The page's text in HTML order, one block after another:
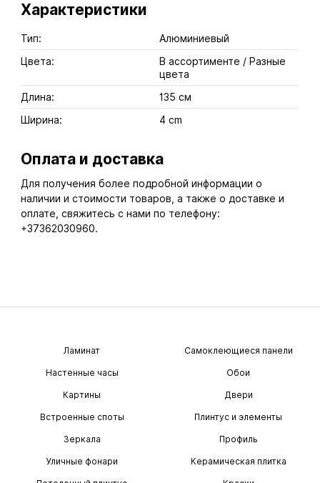
Характеристики
Тип:
Алюминиевый
Цвета:
В ассортименте / Разные
цвета
Длина:
135 см
Ширина:
4 cm
Оплата и доставка
Для получения более подробной информации о
наличии и стоимости товаров, а также о доставке и
оплате, свяжитесь с нами по телефону:
+37362030960.
Ламинат
Настенные часы
Картины
Встроенные споты
Зеркала
Уличные фонари
Самоклеющиеся панели
Обои
Двери
Плинтус и элементы
Профиль
Керамическая плитка